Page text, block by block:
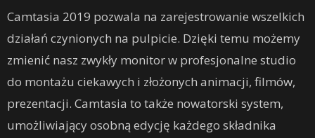
Camtasia 2019 pozwala na zarejestrowanie wszelkich
działań czynionych na pulpicie. Dzięki temu możemy
zmienić nasz zwykły monitor w profesjonalne studio
do montażu ciekawych i złożonych animacji, filmów,
prezentacji. Camtasia to także nowatorski system,
umożliwiający osobną edycję każdego składnika